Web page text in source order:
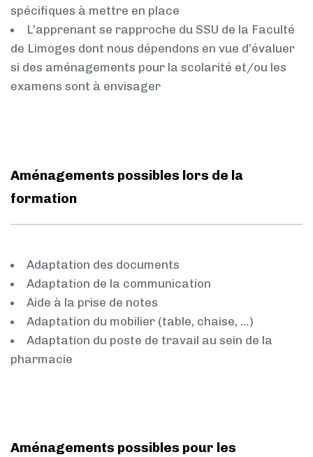
spécifiques à mettre en place
L’apprenant se rapproche du SSU de la Faculté
de Limoges dont nous dépendons en vue d’évaluer
si des aménagements pour la scolarité et/ou les
examens sont à envisager
Aménagements possibles lors de la
formation
Adaptation des documents
Adaptation de la communication
Aide à la prise de notes
Adaptation du mobilier (table, chaise, …)
Adaptation du poste de travail au sein de la
pharmacie
Aménagements possibles pour les